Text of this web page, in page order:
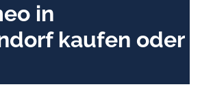
in
kaufen oder